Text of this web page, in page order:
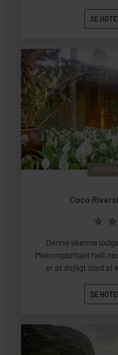
SE
Coco
Denne skønne
Mekongdeltaet helt
er et dejligt sted at
SE